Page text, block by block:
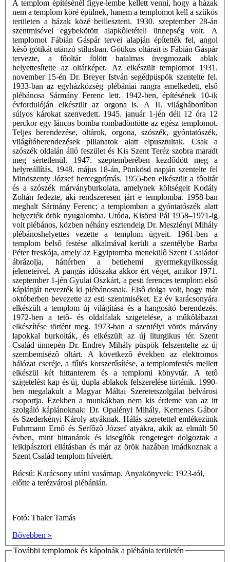
A templom építésénél figye-lembe kellett venni, hogy a házak
nem a templom köré épülnek, hanem a templomot kell a szűkös
területen a házak közé beilleszteni. 1930. szeptember 28-án
szentmisével egybekötött alapkôletételi ünnepség volt. A
templomot Fábián Gáspár tervei alapján építették fel, angol
késô gótikát utánzó stílusban. Gótikus oltárait is Fábián Gáspár
tervezte, a fôoltár fölött hatalmas üvegmozaik ablak
helyettesítette az oltárképet. Az elkészült templomot 1931.
november 15-én Dr. Breyer István segédpüspök szentelte fel.
1933-ban az egyházközség plébániai rangra emelkedett, elsô
plébánosa Sármány Ferenc lett. 1942-ben, építésének 10-ik
évfordulóján elkészült az orgona is. A II. világháborúban
súlyos károkat szenvedett. 1945. január 1-jén déli 12 óra 12
perckor egy láncos bomba rombadöntötte az egész templomot.
Teljes berendezése, oltárok, orgona, szószék, gyóntatószék,
világítóberendezések pillanatok alatt elpusztultak. Csak a
szószék oldalán álló feszület és Kis Szent Teréz szobra maradt
meg sértetlenül. 1947. szeptemberében kezdôdött meg a
helyreállítás. 1948. május 18-án, Pünkösd napján szentelte fel
Mindszenty József hercegprímás. 1955-ben elkészült a fôoltár
és a szószék márványburkolata, amelynek költségeit Kodály
Zoltán fedezte, aki rendszeresen járt e templomba. 1958-ban
meghalt Sármány Ferenc; a templomban a gyóntatószék alatt
helyezték örök nyugalomba. Utóda, Kisörsi Pál 1958–1971-ig
volt plébános, közben néhány esztendeig Dr. Meszlényi Mihály
plébánoshelyettes vezette a templom ügyeit. 1961-ben a
templom belsô festése alkalmával került a szentélybe Barba
Péter freskója, amely az Egyiptomba menekülô Szent Családot
ábrázolja, háttérben a betlehemi gyermekgyilkosság
jeleneteivel. A pangás idôszaka akkor ért véget, amikor 1971.
szeptember 1-jén Gyulai Oszkárt, a pesti ferences templom elsô
káplánját nevezték ki plébánosnak. Elsô dolga volt, hogy már
októberben bevezette az esti szentmiséket. Ez év karácsonyára
elkészült a templom új világítása és a hangosító berendezés.
1972-ben a tetô- és oldalfalak szigetelése, a műkôlábazat
elkészítése történt meg. 1973-ban a szentélyt vörös márvány
lapokkal burkolták, és elkészült az új liturgikus tér. Szent
Család ünnepén Dr. Endrey Mihály püspök felszentelte az új
szembemisézô oltárt. A következô években az elektromos
hálózat cseréje, a fűtés korszerűsítése, a templomfestés mellett
elkészül két hittanterem és a templomi könyvtár. A tetô
szigetelést kap és új, dupla ablakok felszerelése történik. 1990-
ben megalakult a Magyar Máltai Szeretetszolgálat belvárosi
csoportja. Ezekben a munkákban nem kis érdeme van az itt
szolgáló káplánoknak: Dr. Opalényi Mihály, Kemenes Gábor
és Szederkényi Károly atyáknak. Hálás szeretettel emlékezünk
Fuhrmann Ernô és Serfôzô József atyákra, akik az elmúlt 50
évben, mint hittanárok és kisegítôk rengeteget dolgoztak a
lelkipásztori ellátásban és már az örök hazában imádkoznak a
Szent Család templom híveiért.
Búcsú: Karácsony utáni vasárnap. Anyakönyvek: 1923-tól,
előtte a terézvárosi plébánián.
Fotó: Thaler Tamás
Bővebben »
További templomok és kápolnák a plébánia területén